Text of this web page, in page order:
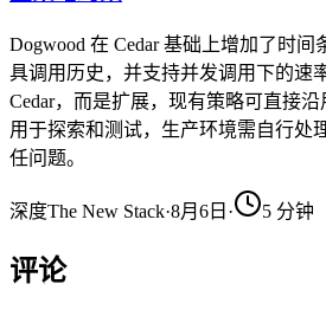
Dogwood 在 Cedar 基础上增加了时
具调用历史，并支持并发调用下的速
Cedar，而是扩展，现有策略可直接
用于探索和测试，生产环境需自行处
任问题。
深度The New Stack·8月6日 · 5 分钟
评论